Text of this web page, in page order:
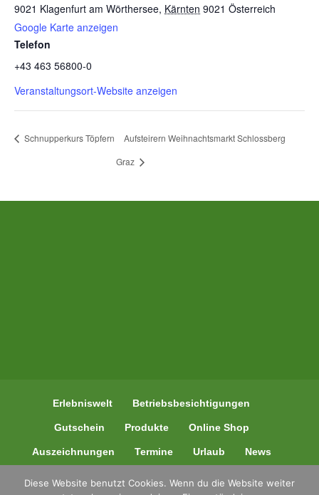
9021 Klagenfurt am Wörthersee, Kärnten 9021 Österreich
Google Karte anzeigen
Telefon
+43 463 56800-0
Veranstaltungsort-Website anzeigen
Schnupperkurs Töpfern
Aufsteirern Weihnachtsmarkt Schlossberg
Graz
Erlebniswelt Betriebsbesichtigungen
Gutschein Produkte Online Shop
Auszeichnungen Termine Urlaub News
Diese Website benutzt Cookies. Wenn du die Website weiter